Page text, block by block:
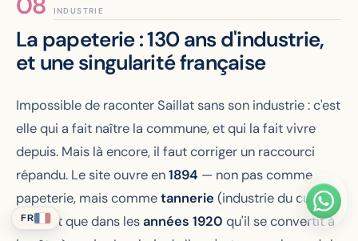
INDUSTRIE
La papeterie : 130 ans d'industrie,
et une singularité française
Impossible de raconter Saillat sans son industrie : c'est
elle qui a fait naître la commune, et qui la fait vivre
depuis. Mais là encore, il faut corriger un raccourci
répandu. Le site ouvre en1894 — non pas comme
papeterie, mais commetannerie (industrie du cuir).
Ce n'est que dans lesannées 1920 qu'il se convertit à
FR